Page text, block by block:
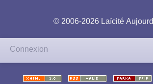
© 2006-2026 Laïcité
Connexion